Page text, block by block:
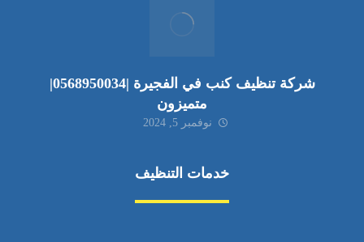
شركة تنظيف كنب في الفجيرة |0568950034|
متميزون
نوفمبر 5, 2024
خدمات التنظيف